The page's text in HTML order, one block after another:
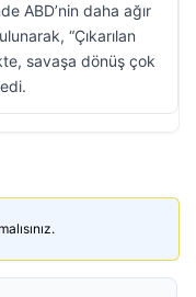
ABD’nin daha ağır
“Çıkarılan
savaşa dönüş çok